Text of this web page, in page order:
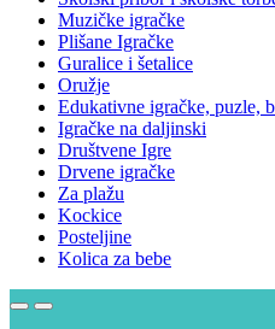
Muzičke igračke
Plišane Igračke
Guralice i šetalice
Oružje
Edukativne igračke, puzle,
Igračke na daljinski
Društvene Igre
Drvene igračke
Za plažu
Kockice
Posteljine
Kolica za bebe